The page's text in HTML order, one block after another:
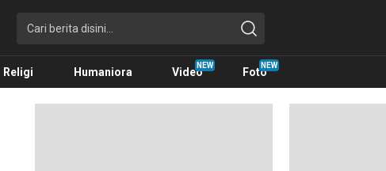
Religi Humaniora Video Foto